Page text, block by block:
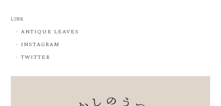
LINK
ANTIQUE LEAVES
INSTAGRAM
TWITTER